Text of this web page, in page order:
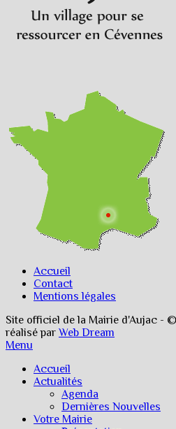
Accueil
Contact
Mentions légales
Site officiel de la Mairie d'Aujac -
réalisé parWeb Dream
Menu
Accueil
Actualités
Agenda
Dernières Nouvelles
Votre Mairie